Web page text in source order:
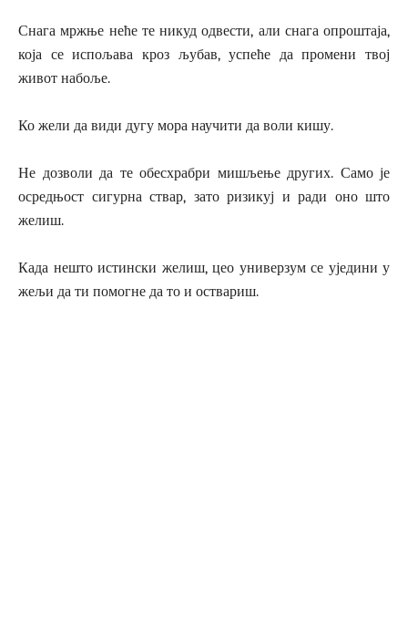
Снага мржње неће те никуд одвести, али снага опроштаја,
која се испољава кроз љубав, успеће да промени твој
живот набоље.
Ко жели да види дугу мора научити да воли кишу.
Не дозволи да те обесхрабри мишљење других. Само је
осредњост сигурна ствар, зато ризикуј и ради оно што
желиш.
Када нешто истински желиш, цео универзум се уједини у
жељи да ти помогне да то и оствариш.